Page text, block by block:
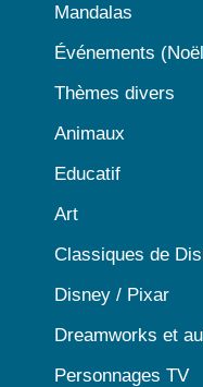
Mandalas
Événements
Thèmes divers
Animaux
Educatif
Art
Classiques de
Disney / Pixar
Dreamworks et
Personnages TV